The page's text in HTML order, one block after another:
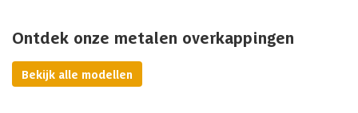
Ontdek onze metalen overkappingen
Bekijk alle modellen